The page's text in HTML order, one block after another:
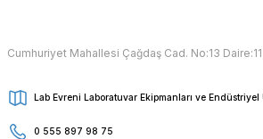
Cumhuriyet Mahallesi Çağdaş Cad. No:13
Lab Evreni Laboratuvar Ekipmanları ve
0 555 897 98 75